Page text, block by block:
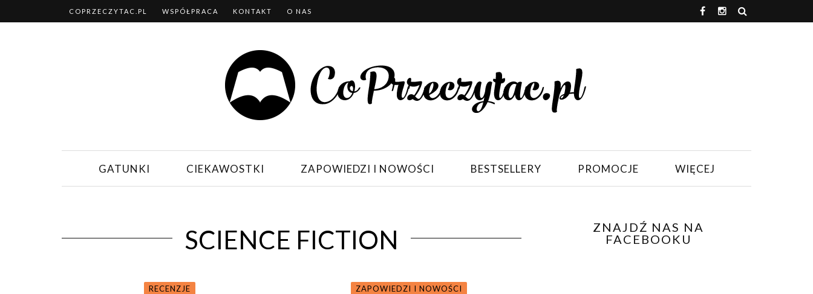
COPRZECZYTAC.PL WSPÓŁPRACA KONTAKT O NAS
GATUNKI CIEKAWOSTKI ZAPOWIEDZI I NOWOŚCI BESTSELLERY PROMOCJE WIĘCEJ
SCIENCE FICTION
RECENZJE ZAPOWIEDZI I NOWOŚCI
ZNAJDŹ NAS NA
FACEBOOKU